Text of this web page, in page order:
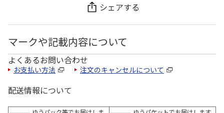
シェアする
マークや記載内容について
よくあるお問い合わせ
お支払い方法 注文のキャンセルについて
配送情報について